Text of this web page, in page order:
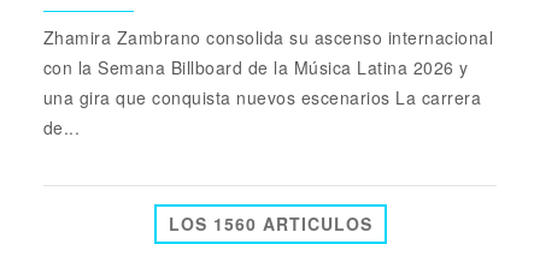
Zhamira Zambrano consolida su ascenso internacional
con la Semana Billboard de la Música Latina 2026 y
una gira que conquista nuevos escenarios La carrera
de...
LOS 1560 ARTICULOS